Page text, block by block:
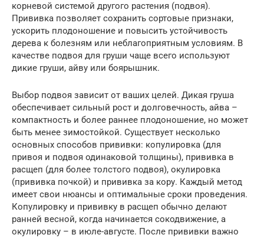
корневой системой другого растения (подвоя).
Прививка позволяет сохранить сортовые признаки,
ускорить плодоношение и повысить устойчивость
дерева к болезням или неблагоприятным условиям. В
качестве подвоя для груши чаще всего используют
дикие груши, айву или боярышник.
Выбор подвоя зависит от ваших целей. Дикая груша
обеспечивает сильный рост и долговечность, айва –
компактность и более раннее плодоношение, но может
быть менее зимостойкой. Существует несколько
основных способов прививки: копулировка (для
привоя и подвоя одинаковой толщины), прививка в
расщеп (для более толстого подвоя), окулировка
(прививка почкой) и прививка за кору. Каждый метод
имеет свои нюансы и оптимальные сроки проведения.
Копулировку и прививку в расщеп обычно делают
ранней весной, когда начинается сокодвижение, а
окулировку – в июле-августе. После прививки важно